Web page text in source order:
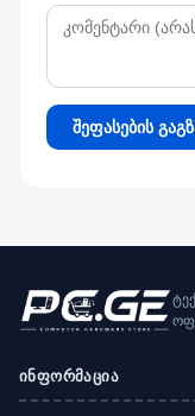
შეფასების
ინფორმაცია